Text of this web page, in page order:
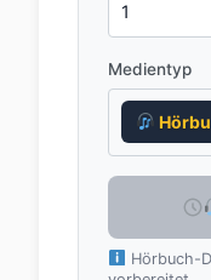
Medientyp
Hörbuch-